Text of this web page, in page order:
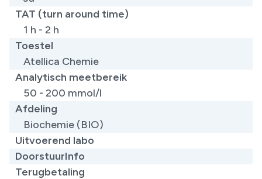
TAT (turn around time)
1 h - 2 h
Toestel
Atellica Chemie
Analytisch meetbereik
50 - 200 mmol/l
Afdeling
Biochemie (BIO)
Uitvoerend labo
DoorstuurInfo
Terugbetaling